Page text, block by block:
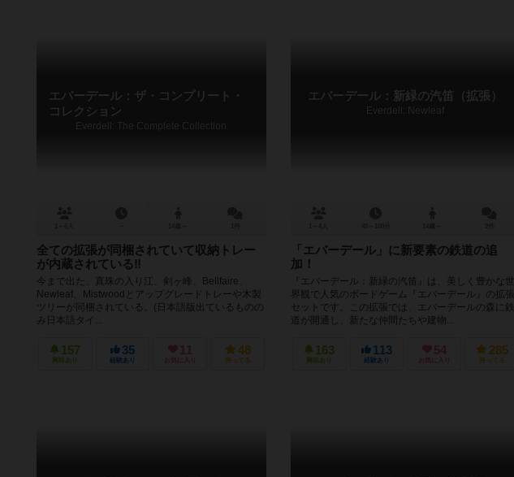
エバーデール：ザ・コンプリート・
コレクション
Everdell: The Complete Collection
全ての拡張が同梱されていて収納トレー
が内蔵されている‼️
今まで出た、真珠の入り江、剣ヶ峰、Bellfaire、
Newleaf、Mistwoodとアップグレードトレーや木製
ツリーが同梱されている。(日本語版出ているものの
み日本語タイ...
157
興味あり
35
経験あり
11
お気に入り
48
持ってる
エバーデール：新緑の汽笛（拡張）
Everdell: Newleaf
「エバーデール」に新要素の鉄道の追
加！
『エバーデール：新緑の汽笛』は、美しく豊かな世
界観で人気のボードゲーム『エバーデール』の拡張
セットです。この拡張では、エバーデールの森に鉄
道が開通し、新たな仲間たちや建物...
163
興味あり
113
経験あり
54
お気に入り
285
持ってる